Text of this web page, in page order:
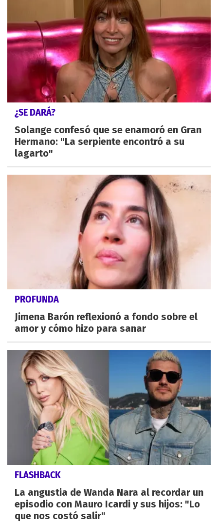
¿SE DARÁ?
Solange confesó que se enamoró en Gran
Hermano: "La serpiente encontró a su
lagarto"
PROFUNDA
Jimena Barón reflexionó a fondo sobre el
amor y cómo hizo para sanar
FLASHBACK
La angustia de Wanda Nara al recordar un
episodio con Mauro Icardi y sus hijos: "Lo
que nos costó salir"